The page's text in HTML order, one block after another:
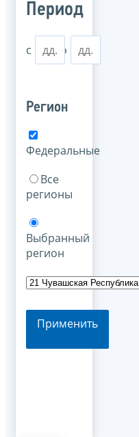
Период
с по
Регион
Федеральные
Все
регионы
Выбранный
регион
Применить